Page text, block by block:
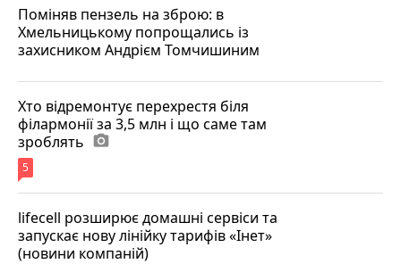
Поміняв пензель на зброю: в
Хмельницькому попрощались із
захисником Андрієм Томчишиним
Хто відремонтує перехрестя біля
філармонії за 3,5 млн і що саме там
зроблять photo_camera
5
lifecell розширює домашні сервіси та
запускає нову лінійку тарифів «Інет»
(новини компаній)